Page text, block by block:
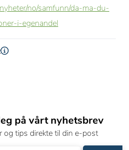
no/samfunn/da-ma-du-
i-egenandel
på vårt nyhetsbrev
og tips direkte til din e-post